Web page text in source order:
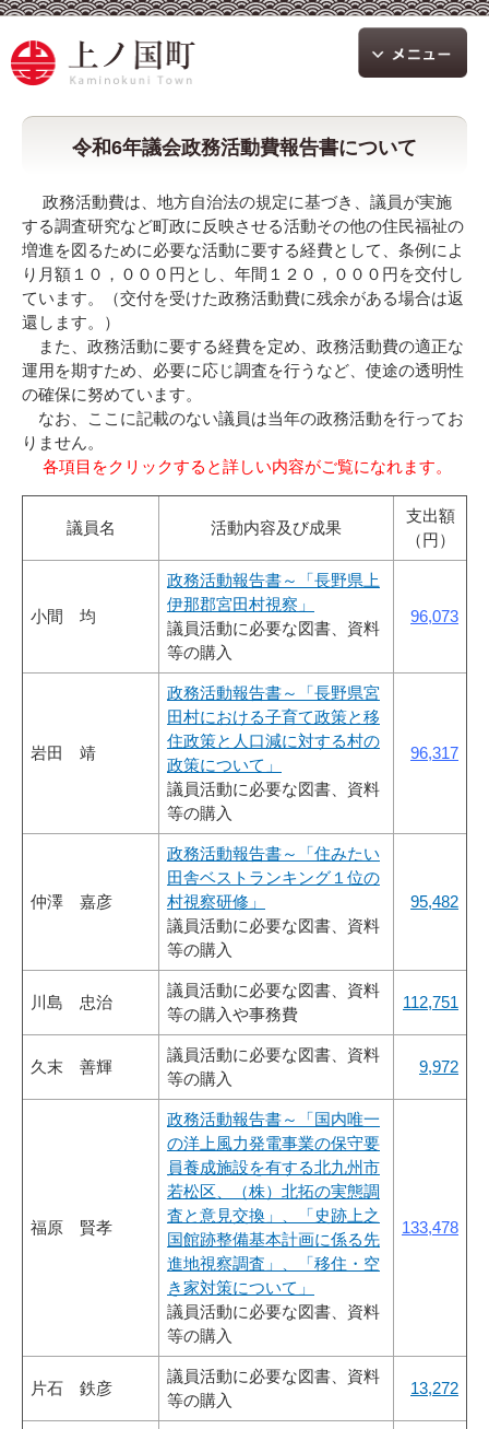
令和6年議会政務活動費報告書について
政務活動費は、地方自治法の規定に基づき、議員が実施
する調査研究など町政に反映させる活動その他の住民福祉の
増進を図るために必要な活動に要する経費として、条例によ
り月額１０，０００円とし、年間１２０，０００円を交付し
ています。（交付を受けた政務活動費に残余がある場合は返
還します。）
また、政務活動に要する経費を定め、政務活動費の適正な
運用を期すため、必要に応じ調査を行うなど、使途の透明性
の確保に努めています。
なお、ここに記載のない議員は当年の政務活動を行ってお
りません。
各項目をクリックすると詳しい内容がご覧になれます。
議員名 活動内容及び成果
支出額
（円）
小間 均
政務活動報告書～「長野県上
伊那郡宮田村視察」
議員活動に必要な図書、資料
等の購入
96,073
岩田 靖
政務活動報告書～「長野県宮
田村における子育て政策と移
住政策と人口減に対する村の
政策について」
議員活動に必要な図書、資料
等の購入
96,317
仲澤 嘉彦
政務活動報告書～「住みたい
田舎ベストランキング１位の
村視察研修」
議員活動に必要な図書、資料
等の購入
95,482
川島 忠治
議員活動に必要な図書、資料
等の購入や事務費
112,751
久末 善輝
議員活動に必要な図書、資料
等の購入
9,972
福原 賢孝
政務活動報告書～「国内唯一
の洋上風力発電事業の保守要
員養成施設を有する北九州市
若松区、（株）北拓の実態調
査と意見交換」、「史跡上之
国館跡整備基本計画に係る先
進地視察調査」、「移住・空
き家対策について」
議員活動に必要な図書、資料
等の購入
133,478
片石 鉄彦
議員活動に必要な図書、資料
等の購入
13,272